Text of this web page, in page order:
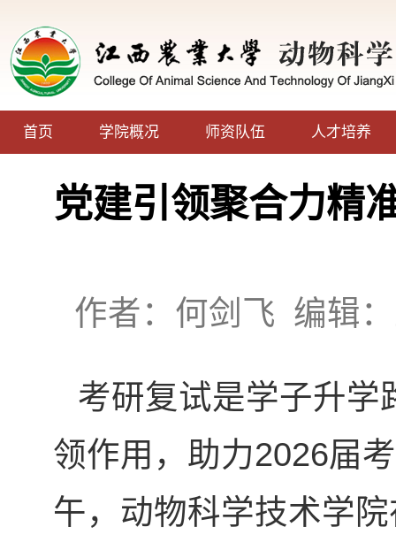
首页 学院概况 师资队伍 人才培养
党建引领聚合力精
作者：何剑飞 编辑
考研复试是学子升学
领作用，助力2026届
午，动物科学技术学